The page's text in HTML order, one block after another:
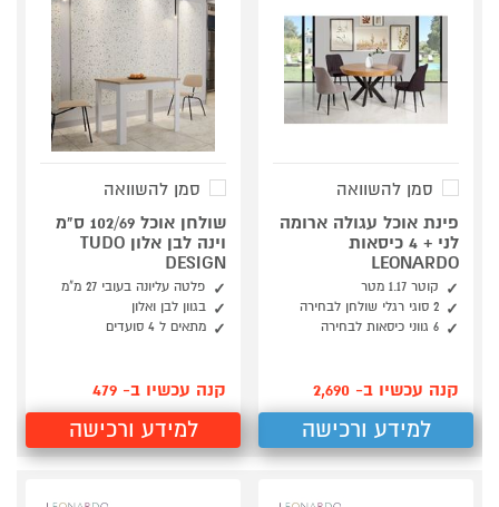
סמן להשוואה
פינת אוכל עגולה ארומה
לני + 4 כיסאות
LEONARDO
קוטר 1.17 מטר
2 סוגי רגלי שולחן לבחירה
6 גווני כיסאות לבחירה
קנה עכשיו ב- 2,690
למידע ורכישה
סמן להשוואה
שולחן אוכל 102/69 ס"מ
וינה לבן אלון TUDO
DESIGN
פלטה עליונה בעובי 27 מ"מ
בגוון לבן ואלון
מתאים ל 4 סועדים
קנה עכשיו ב- 479
למידע ורכישה